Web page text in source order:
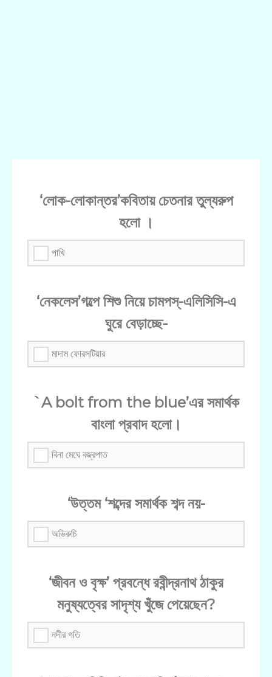
‘লোক-লোকান্তর’কবিতায় চেতনার তুল্যরুপ
হলো ।
পাখি
‘নেকলেস’গল্পে শিশু নিয়ে চামপস্-এলিসিসি-এ
ঘুরে বেড়াচ্ছে-
মাদাম ফোরসটিয়ার
`A bolt from the blue’এর সমার্থক
বাংলা প্রবাদ হলো।
বিনা মেঘে বজ্রপাত
‘উত্তম ‘শব্দের সমার্থক শব্দ নয়-
অভিরুচি
‘জীবন ও বৃক্ষ’ প্রবন্ধে রবীন্দ্রনাথ ঠাকুর
মনুষ্যত্বের সাদৃশ্য খুঁজে পেয়েছেন?
নদীর গতি